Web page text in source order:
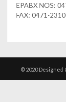
EPABX NOS:
FAX: 0471-
© 2020 Designed